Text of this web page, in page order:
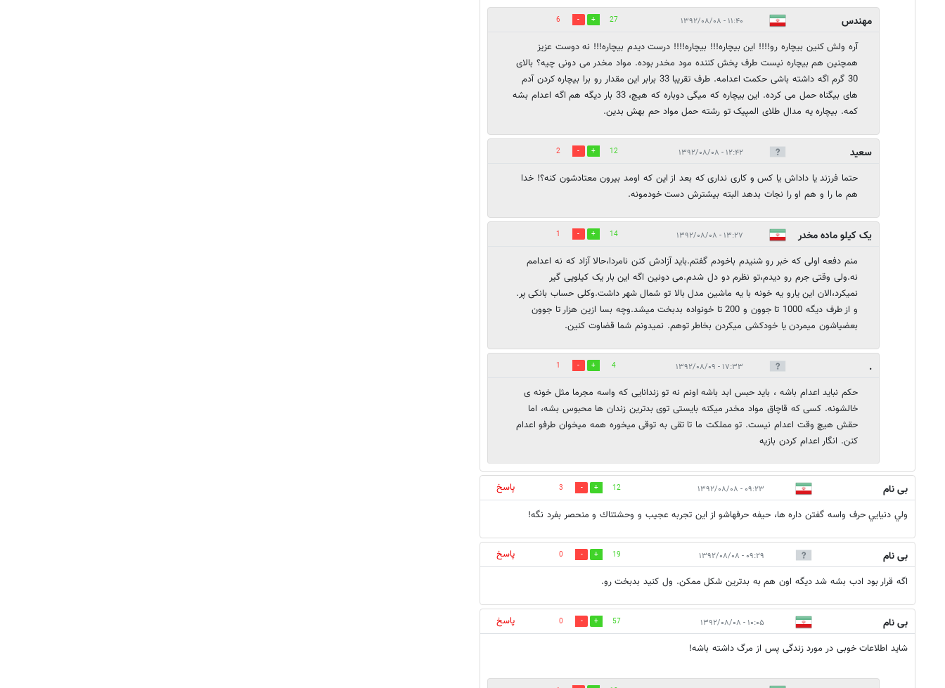
مهندس ۱۱:۴۰ - ۱۳۹۲/۰۸/۰۸ 27
6
آره ولش کنین بیچاره رو!!!! این بیچاره!!! بیچاره!!!! درست دیدم بیچاره!!! نه دوست عزیز
همچنین هم بیچاره نیست طرف پخش کننده مود مخدر بوده. مواد مخدر می دونی چیه؟ بالای
30 گرم اگه داشته باشی حکمت اعدامه. طرف تقریبا 33 برابر این مقدار رو برا بیچاره کردن آدم
های بیگناه حمل می کرده. این بیچاره که میگی دوباره که هیچ، 33 بار دیگه هم اگه اعدام بشه
کمه. بیچاره یه مدال طلای المپیک تو رشته حمل مواد حم بهش بدین.
سعید ۱۲:۴۲ - ۱۳۹۲/۰۸/۰۸ 12
2
حتما فرزند یا داداش یا کس و کاری نداری که بعد از این که اومد بیرون معتادشون کنه؟! خدا
هم ما را و هم او را نجات بدهد البته بیشترش دست خودمونه.
یک کیلو ماده مخدر
شیشه!!
۱۳:۲۷ - ۱۳۹۲/۰۸/۰۸ 14
1
منم دفعه اولی که خبر رو شنیدم باخودم گفتم.باید آزادش کنن نامردا،حالا آزاد که نه اعدامم
نه.ولی وقتی جرم رو دیدم،تو نظرم دو دل شدم.می دونین اگه این بار یک کیلویی گیر
نمیکرد،الان این یارو یه خونه با یه ماشین مدل بالا تو شمال شهر داشت.وکلی حساب بانکی پر.
و از طرف دیگه 1000 تا جوون و 200 تا خونواده بدبخت میشد.وچه بسا ازین هزار تا جوون
بعضیاشون میمردن یا خودکشی میکردن بخاطر توهم. نمیدونم شما قضاوت کنین.
. ۱۷:۳۳ - ۱۳۹۲/۰۸/۰۹ 4
1
حکم نباید اعدام باشه ، باید حبس ابد باشه اونم نه تو زندانایی که واسه مجرما مثل خونه ی
خالشونه. کسی که قاچاق مواد مخدر میکنه بایستی توی بدترین زندان ها محبوس بشه، اما
حقش هیچ وقت اعدام نیست. تو مملکت ما تا تقی به توقی میخوره همه میخوان طرفو اعدام
کنن. انگار اعدام کردن بازیه
بی نام ۰۹:۲۳ - ۱۳۹۲/۰۸/۰۸ 12
3
پاسخ
ولي دنيايي حرف واسه گفتن داره ها، حيفه حرفهاشو از اين تجربه عجيب و وحشتناك و منحصر بفرد نگه!
بی نام ۰۹:۲۹ - ۱۳۹۲/۰۸/۰۸ 19
0
پاسخ
اگه قرار بود ادب بشه شد دیگه اون هم به بدترین شکل ممکن. ول کنید بدبخت رو.
بی نام ۱۰:۰۵ - ۱۳۹۲/۰۸/۰۸ 57
0
پاسخ
شاید اطلاعات خوبی در مورد زندگی پس از مرگ داشته باشه!